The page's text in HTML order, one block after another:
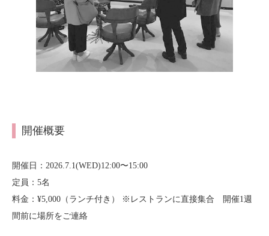
開催概要
開催日：2026.7.1(WED)12:00〜15:00
定員：5名
料金：¥5,000（ランチ付き） ※レストランに直接集合 開催1週
間前に場所をご連絡